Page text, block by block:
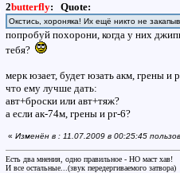
2butterfly: Quote:
Окстись, хороняка! Их ещё никто не
попробуй похорони, когда у них
тебя?
мерк юзает, будет юзать акм, грены и
что ему лучше дать:
авт+броски или авт+тяж?
а если ак-74м, грены и рг-6?
« Изменён в : 11.07.2009 в 00:25:45
Есть два мнения, одно правильное - НО маст хав!
И все остальные...(звук передергиваемого затвора)